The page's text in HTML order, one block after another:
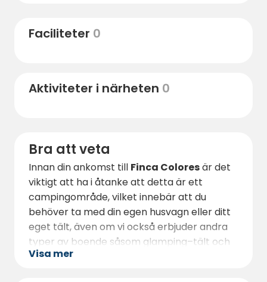
perfekt för vandring, mountainbike och
Malagabara 25 km bort, där du kan njuta
Picasso-museet och många matställen, från
traditionella tavernor till fina restauranger.
Faciliteter 0
Aktiviteter i närheten 0
Bra att veta
Innan din ankomst till Finca Coloresär det
viktigt att ha i åtanke att detta är ett
campingområde, vilket innebär att du
behöver ta med din egen husvagn eller ditt
eget tält, även om vi också erbjuder andra
typer av boende såsom glamping–tält och
tiny houses om du föredrar något mer
Visa mer